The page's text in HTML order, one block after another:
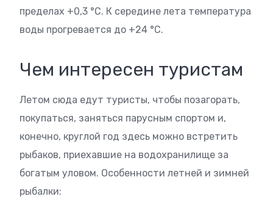
пределах +0,3 °C. К середине лета температура
воды прогревается до +24 °C.
Чем интересен туристам
Летом сюда едут туристы, чтобы позагорать,
покупаться, заняться парусным спортом и,
конечно, круглой год здесь можно встретить
рыбаков, приехавшие на водохранилище за
богатым уловом. Особенности летней и зимней
рыбалки: